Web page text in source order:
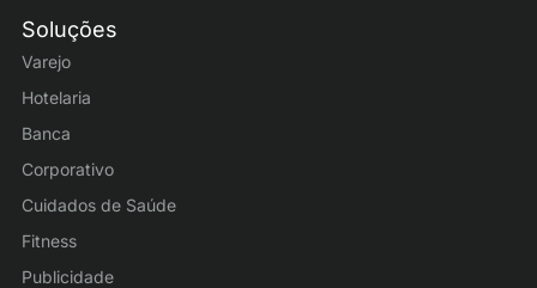
Soluções
Varejo
Hotelaria
Banca
Corporativo
Cuidados de Saúde
Fitness
Publicidade